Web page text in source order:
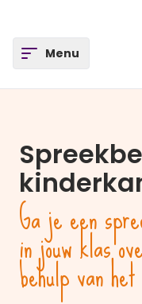
Open
Menu
Ga je een
in jouw klas
behulp van